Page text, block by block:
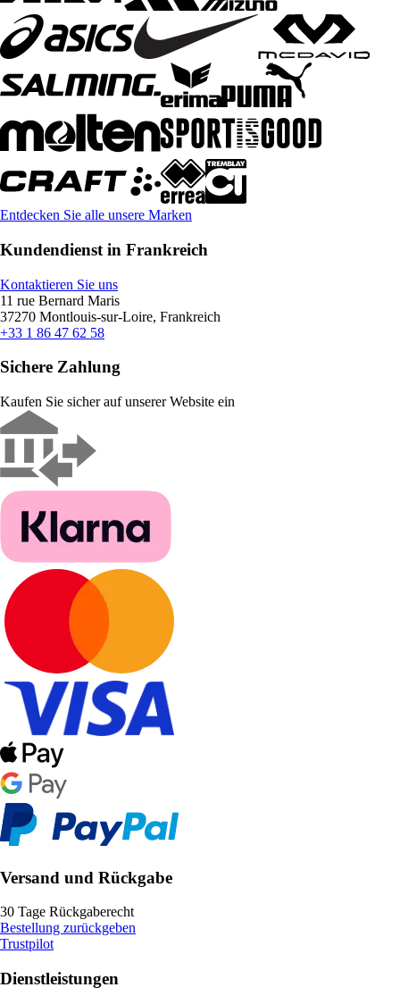
Entdecken Sie alle unsere Marken
Kundendienst in Frankreich
Kontaktieren Sie uns
11 rue Bernard Maris
37270 Montlouis-sur-Loire, Frankreich
+33 1 86 47 62 58
Sichere Zahlung
Kaufen Sie sicher auf unserer Website ein
Versand und Rückgabe
30 Tage Rückgaberecht
Bestellung zurückgeben
Trustpilot
Dienstleistungen